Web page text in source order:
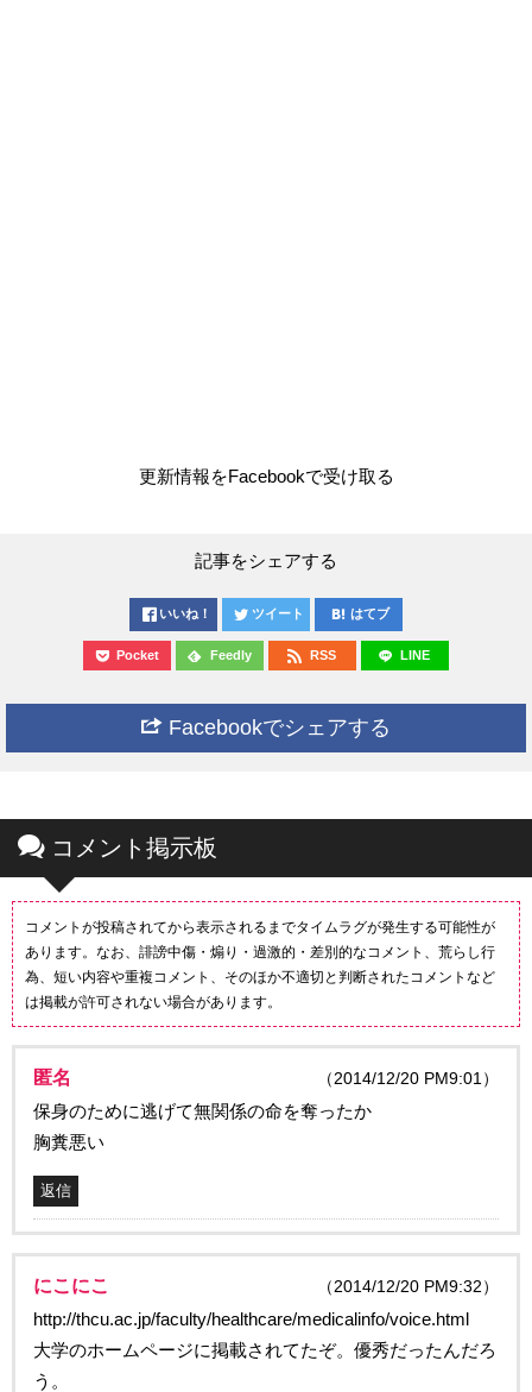
更新情報をFacebookで受け取る
記事をシェアする
いいね！ ツイート はてブ
Pocket Feedly RSS LINE
Facebookでシェアする
コメント掲示板
コメントが投稿されてから表示されるまでタイムラグが発生する可能性が
あります。なお、誹謗中傷・煽り・過激的・差別的なコメント、荒らし行
為、短い内容や重複コメント、そのほか不適切と判断されたコメントなど
は掲載が許可されない場合があります。
匿名 （2014/12/20 PM9:01）
保身のために逃げて無関係の命を奪ったか
胸糞悪い
返信
にこにこ （2014/12/20 PM9:32）
http://thcu.ac.jp/faculty/healthcare/medicalinfo/voice.html
大学のホームページに掲載されてたぞ。優秀だったんだろ
う。